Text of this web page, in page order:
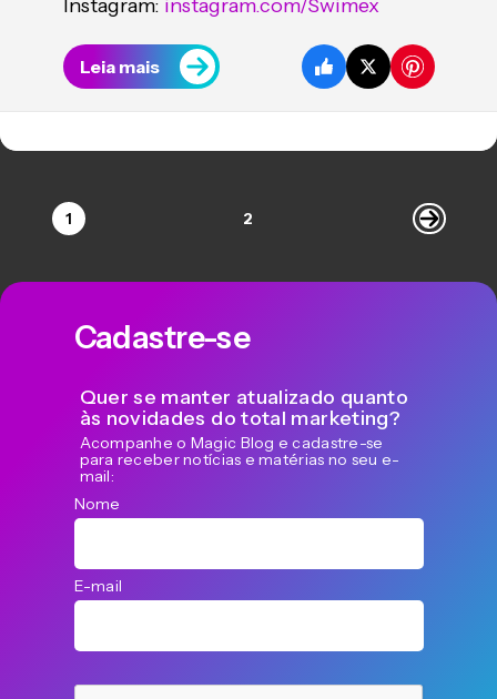
Instagram: instagram.com/Swimex
Leia mais
1 2
Cadastre-se
Quer se manter atualizado quanto
às novidades do total marketing?
Acompanhe o Magic Blog e cadastre-se
para receber notícias e matérias no seu e-
mail:
Nome
E-mail